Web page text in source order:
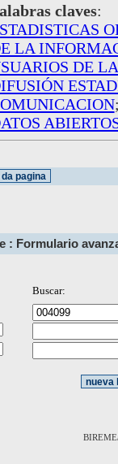
claves:
LA
DE
;
: Formulario
Buscar: